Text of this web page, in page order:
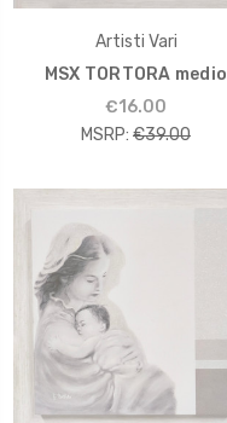
Artisti Vari
MSX TORTORA medio
€16.00
MSRP: €39.00